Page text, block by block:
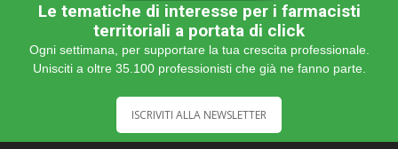
Le tematiche di interesse per i farmacisti
territoriali a portata di click
Ogni settimana, per supportare la tua crescita professionale.
Unisciti a oltre 35.100 professionisti che già ne fanno parte.
ISCRIVITI ALLA NEWSLETTER